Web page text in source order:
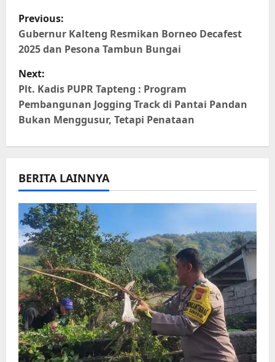
P
o
s
t
n
a
v
i
g
a
t
i
o
n
Previous:
Gubernur Kalteng Resmikan Borneo Decafest
2025 dan Pesona Tambun Bungai
Next:
Plt. Kadis PUPR Tapteng : Program
Pembangunan Jogging Track di Pantai Pandan
Bukan Menggusur, Tetapi Penataan
BERITA LAINNYA